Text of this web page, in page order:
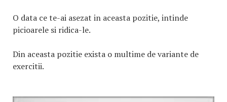
O data ce te-ai asezat in aceasta pozitie, intinde
picioarele si ridica-le.
Din aceasta pozitie exista o multime de variante de
exercitii.